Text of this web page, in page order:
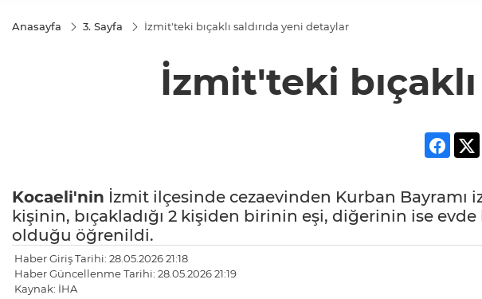
Anasayfa 3. Sayfa İzmit'teki bıçaklı saldırıda yeni detaylar
İzmit'teki
Kocaeli'nin İzmit ilçesinde cezaevinden Kurban Bayramı
kişinin, bıçakladığı 2 kişiden birinin eşi, diğerinin ise
olduğu öğrenildi.
Haber Giriş Tarihi: 28.05.2026 21:18
Haber Güncellenme Tarihi: 28.05.2026 21:19
Kaynak: İHA